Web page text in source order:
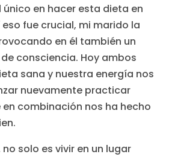
único en hacer esta dieta en
fue crucial, mi marido la
en él también un
consciencia. Hoy ambos
sana y nuestra energía nos
nuevamente practicar
combinación nos ha hecho
solo es vivir en un lugar